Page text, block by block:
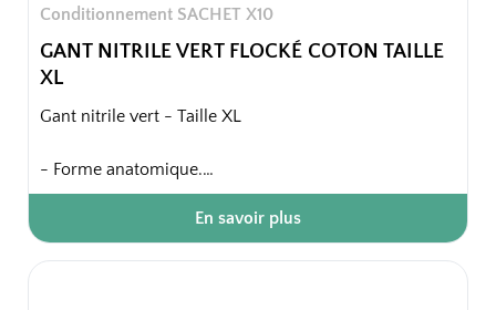
Conditionnement SACHET X10
GANT NITRILE VERT FLOCKÉ COTON TAILLE
XL
Gant nitrile vert - Taille XL
- Forme anatomique.
- Finition intérieure : floqué coton.
- Finition extérieure : paume et doigts anti-dérapants.
- Finition bord : coupe droite.
En savoir plus